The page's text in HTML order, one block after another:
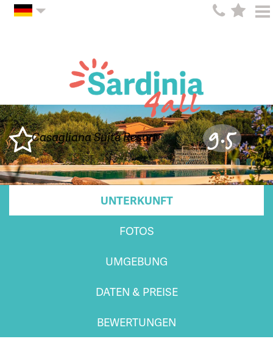
Casagliana Suite Resort 9.5
UNTERKUNFT
FOTOS
UMGEBUNG
DATEN & PREISE
BEWERTUNGEN